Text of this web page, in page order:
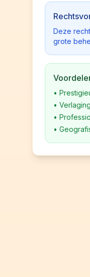
Deze
grote
•
•
•
•